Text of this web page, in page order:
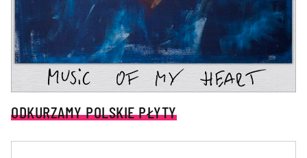
ODKURZAMY POLSKIE PŁYTY